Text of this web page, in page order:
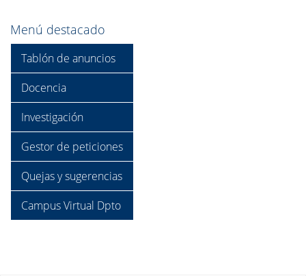
Menú destacado
Tablón de anuncios
Docencia
Investigación
Gestor de peticiones
Quejas y sugerencias
Campus Virtual Dpto